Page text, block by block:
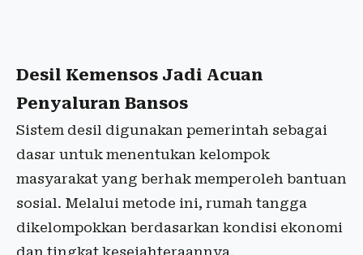
Desil Kemensos Jadi Acuan
Penyaluran Bansos
Sistem desil digunakan pemerintah sebagai
dasar untuk menentukan kelompok
masyarakat yang berhak memperoleh bantuan
sosial. Melalui metode ini, rumah tangga
dikelompokkan berdasarkan kondisi ekonomi